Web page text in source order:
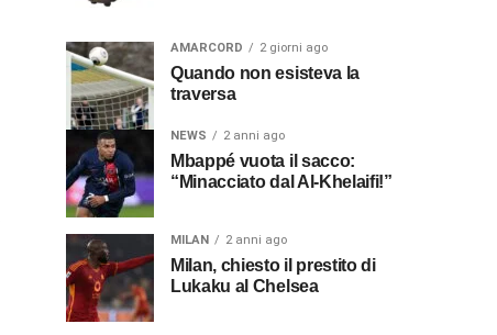
AMARCORD 2 giorni ago
Quando non esisteva la
traversa
NEWS 2 anni ago
Mbappé vuota il sacco:
“Minacciato dal Al-Khelaifi!”
MILAN 2 anni ago
Milan, chiesto il prestito di
Lukaku al Chelsea